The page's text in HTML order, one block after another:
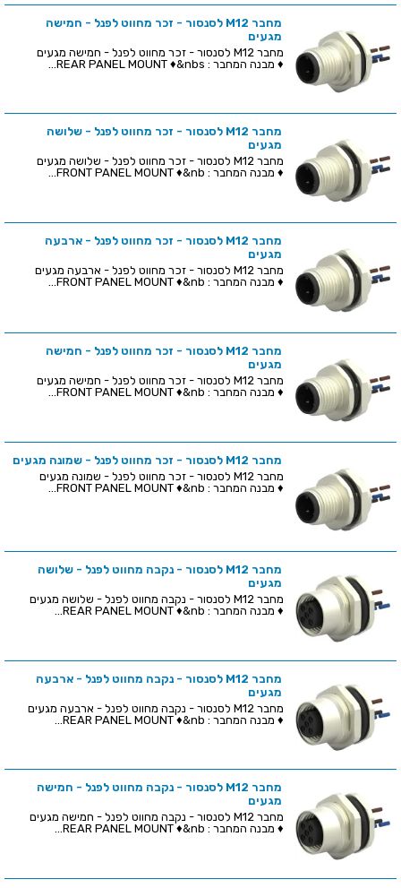
מחבר M12 לסנסור - זכר מחווט לפנל - חמישה
מגעים
מחבר M12 לסנסור - זכר מחווט לפנל - חמישה מגעים
♦ מבנה המחבר : REAR PANEL MOUNT ♦&nbs...
מחבר M12 לסנסור - זכר מחווט לפנל - שלושה
מגעים
מחבר M12 לסנסור - זכר מחווט לפנל - שלושה מגעים
♦ מבנה המחבר : FRONT PANEL MOUNT ♦&nb...
מחבר M12 לסנסור - זכר מחווט לפנל - ארבעה
מגעים
מחבר M12 לסנסור - זכר מחווט לפנל - ארבעה מגעים
♦ מבנה המחבר : FRONT PANEL MOUNT ♦&nb...
מחבר M12 לסנסור - זכר מחווט לפנל - חמישה
מגעים
מחבר M12 לסנסור - זכר מחווט לפנל - חמישה מגעים
♦ מבנה המחבר : FRONT PANEL MOUNT ♦&nb...
מחבר M12 לסנסור - זכר מחווט לפנל - שמונה מגעים
מחבר M12 לסנסור - זכר מחווט לפנל - שמונה מגעים
♦ מבנה המחבר : FRONT PANEL MOUNT ♦&nb...
מחבר M12 לסנסור - נקבה מחווט לפנל - שלושה
מגעים
מחבר M12 לסנסור - נקבה מחווט לפנל - שלושה מגעים
♦ מבנה המחבר : REAR PANEL MOUNT ♦&nb...
מחבר M12 לסנסור - נקבה מחווט לפנל - ארבעה
מגעים
מחבר M12 לסנסור - נקבה מחווט לפנל - ארבעה מגעים
♦ מבנה המחבר : REAR PANEL MOUNT ♦&nb...
מחבר M12 לסנסור - נקבה מחווט לפנל - חמישה
מגעים
מחבר M12 לסנסור - נקבה מחווט לפנל - חמישה מגעים
♦ מבנה המחבר : REAR PANEL MOUNT ♦&nb...